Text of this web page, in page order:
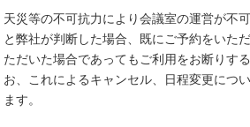
天災等の不可抗力により会議室の運営が不
と弊社が判断した場合、既にご予約をいた
ただいた場合であってもご利用をお断りす
お、これによるキャンセル、日程変更につ
ます。